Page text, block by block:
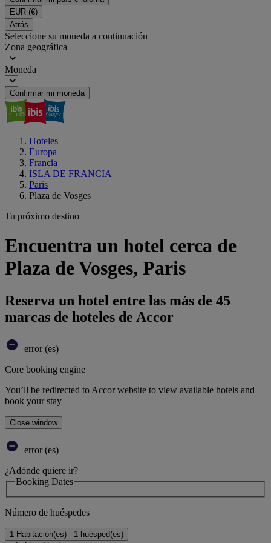
EUR (€)
Atrás
Seleccione su moneda a continuación
Zona geográfica
Moneda
Confirmar mi moneda
Hoteles
Europa
Francia
ISLA DE FRANCIA
Paris
Plaza de Vosges
Tu próximo destino
Encuentra un hotel cerca de
Plaza de Vosges, Paris
Reserva un hotel entre las más de 45
marcas de hoteles de Accor
error (es)
Core booking engine
You’ll be redirected to Accor website to view available hotels and
book your stay
Close window
error (es)
¿Adónde quiere ir?
Booking Dates
Número de huéspedes
1 Habitación(es) - 1 huésped(es)